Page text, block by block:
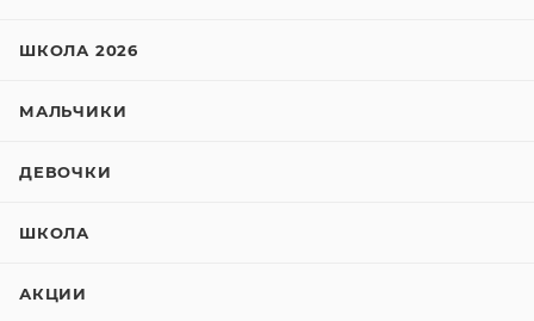
ШКОЛА 2026
МАЛЬЧИКИ
ДЕВОЧКИ
ШКОЛА
АКЦИИ